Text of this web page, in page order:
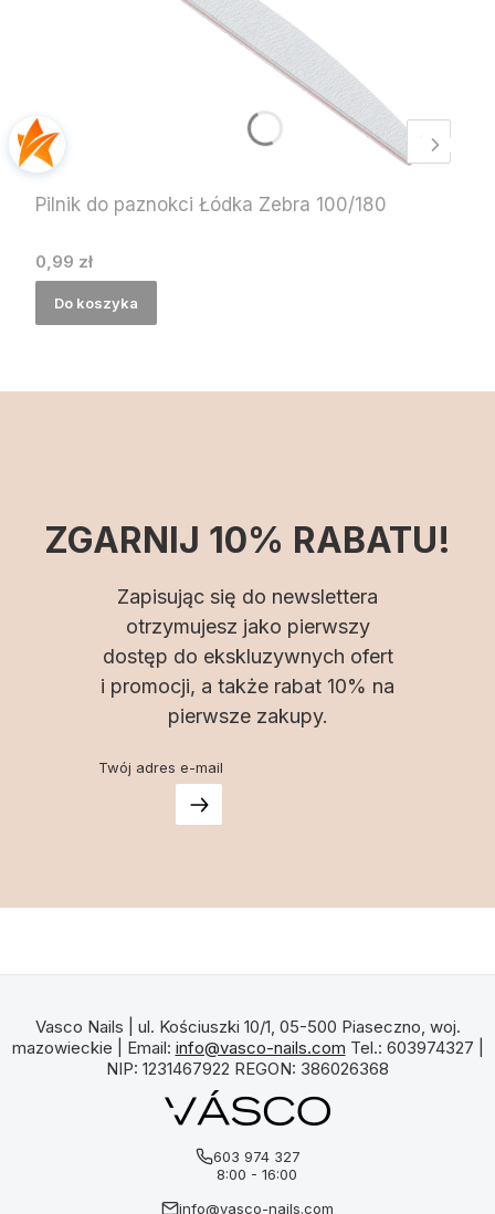
Pilnik do paznokci Łódka Zebra 100/180
Cena
0,99 zł
Do koszyka
ZGARNIJ 10% RABATU!
Zapisując się do newslettera
otrzymujesz jako pierwszy
dostęp do ekskluzywnych ofert
i promocji, a także rabat 10% na
pierwsze zakupy.
Twój adres e-mail
Vasco Nails | ul. Kościuszki 10/1, 05-500 Piaseczno, woj.
mazowieckie | Email: info@vasco-nails.com Tel.: 603974327 |
NIP: 1231467922 REGON: 386026368
603 974 327
8:00 - 16:00
info@vasco-nails.com